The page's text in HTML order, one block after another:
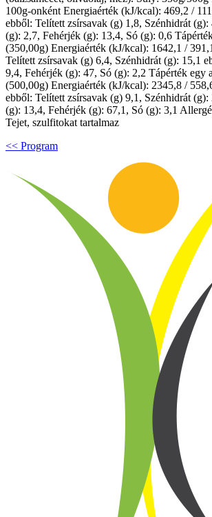
100g-onként Energiaérték (kJ/kcal): 469,2 /
ebből: Telített zsírsavak (g) 1,8, Szénhidrát
(g): 2,7, Fehérjék (g): 13,4, Só (g): 0,6
(350,00g) Energiaérték (kJ/kcal): 1642,1 /
Telített zsírsavak (g) 6,4, Szénhidrát (g): 15,1
9,4, Fehérjék (g): 47, Só (g): 2,2 Tápérték egy
(500,00g) Energiaérték (kJ/kcal): 2345,8 /
ebből: Telített zsírsavak (g) 9,1, Szénhidrát
(g): 13,4, Fehérjék (g): 67,1, Só (g): 3,1
Tejet, szulfitokat tartalmaz
<< Program